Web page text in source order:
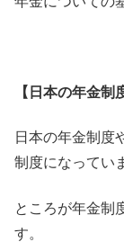
【日本の年金制
日本の年金制度
制度になってい
ところが年金制
す。